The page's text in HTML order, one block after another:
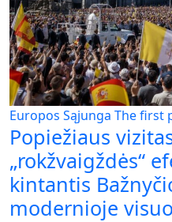
Europos Sąjunga The first
Popiežiaus
„rokžvaigždės“
kintantis
modernioje